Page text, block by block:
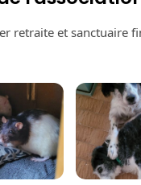
retraite et sanctuaire